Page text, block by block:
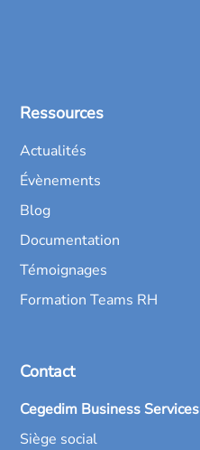
Ressources
Actualités
Évènements
Blog
Documentation
Témoignages
Formation Teams RH
Contact
Cegedim Business Services
Siège social